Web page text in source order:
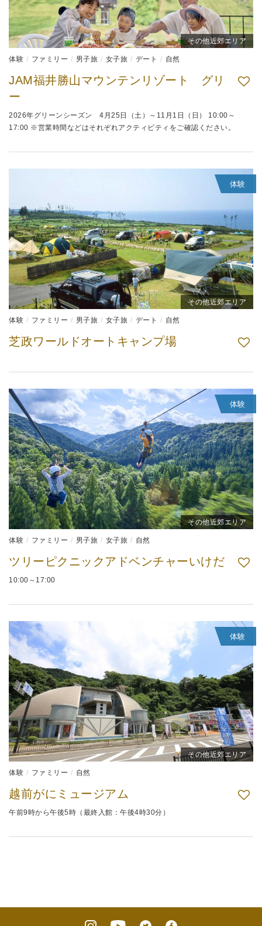
その他近郊エリア
体験 ファミリー 男子旅 女子旅 デート 自然
JAM福井勝山マウンテンリゾート グリ
ー
2026年グリーンシーズン 4月25日（土）～11月1日（日） 10:00～
17:00 ※営業時間などはそれぞれアクティビティをご確認ください。
体験
その他近郊エリア
体験 ファミリー 男子旅 女子旅 デート 自然
芝政ワールドオートキャンプ場
体験
その他近郊エリア
体験 ファミリー 男子旅 女子旅 自然
ツリーピクニックアドベンチャーいけだ
10:00～17:00
体験
その他近郊エリア
体験 ファミリー 自然
越前がにミュージアム
午前9時から午後5時（最終入館：午後4時30分）